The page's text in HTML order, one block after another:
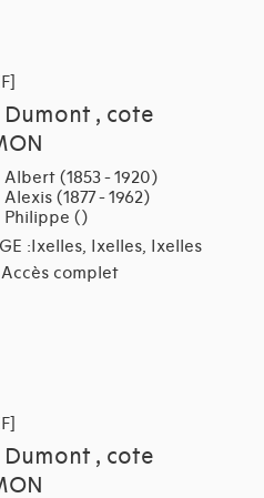
Dumont , cote
(1853 - 1920)
(1877 - 1962)
Philippe ()
:Ixelles, Ixelles, Ixelles
Accès complet
Dumont , cote